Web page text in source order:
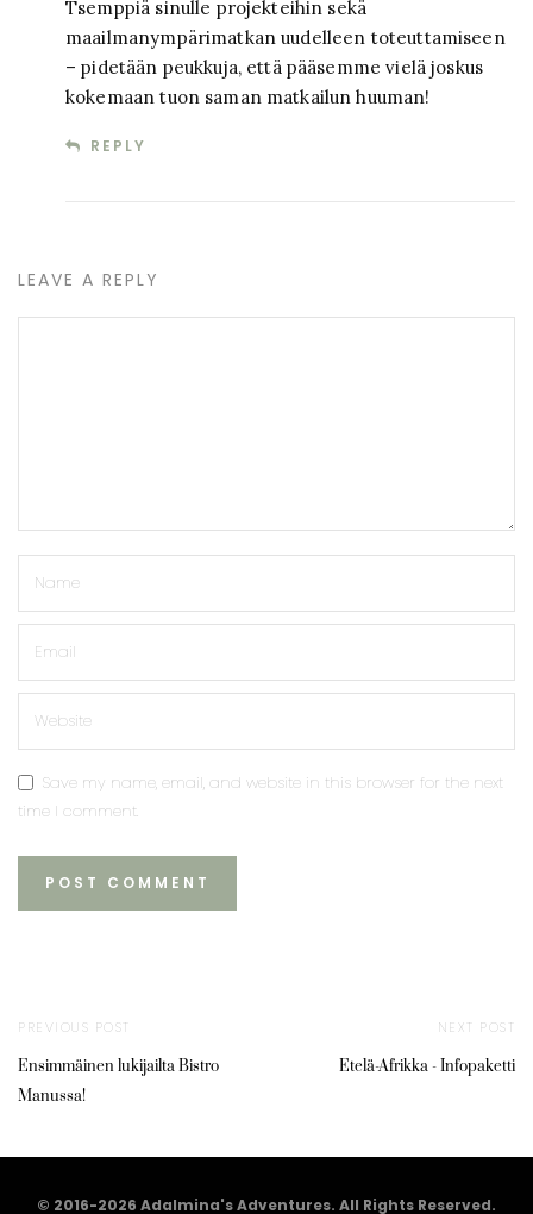
Tsemppiä sinulle projekteihin sekä
maailmanympärimatkan uudelleen toteuttamiseen
– pidetään peukkuja, että pääsemme vielä joskus
kokemaan tuon saman matkailun huuman!
REPLY
LEAVE A REPLY
Save my name, email, and website in this browser for the next
time I comment.
PREVIOUS POST
Ensimmäinen lukijailta Bistro
Manussa!
NEXT POST
Etelä-Afrikka - Infopaketti
© 2016-2026 Adalmina's Adventures. All Rights Reserved.